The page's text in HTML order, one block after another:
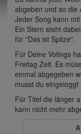
abgeben und so die
Jeder Song kann
Ein Stern steht
für "Das ist Spitze".
Für Deine Votings
Freitag Zeit. Es
einmal abgegeben
musst du eingeloggt
Für Titel die länger
kann nicht mehr